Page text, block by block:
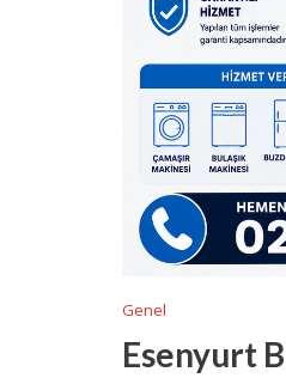
Genel
Esenyurt